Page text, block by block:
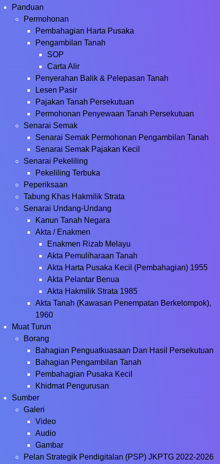
Panduan
Permohonan
Pembahagian Harta Pusaka
Pengambilan Tanah
SOP
Carta Alir
Penyerahan Balik & Pelepasan Tanah
Lesen Pasir
Pajakan Tanah Persekutuan
Permohonan Penyewaan Tanah Persekutuan
Senarai Semak
Senarai Semak Permohonan Pengambilan Tanah
Senarai Semak Pajakan Kecil
Senarai Pekeliling
Pekeliling Terbuka
Peperiksaan
Tabung Khas Hakmilik Strata
Senarai Undang-Undang
Kanun Tanah Negara
Akta / Enakmen
Enakmen Rizab Melayu
Akta Pemuliharaan Tanah
Akta Harta Pusaka Kecil (Pembahagian) 1955
Akta Pelantar Benua
Akta Hakmilik Strata 1985
Akta Tanah (Kawasan Penempatan Berkelompok),
1960
Muat Turun
Borang
Bahagian Penguatkuasaan Dan Hasil Persekutuan
Bahagian Pengambilan Tanah
Pembahagian Pusaka Kecil
Khidmat Pengurusan
Sumber
Galeri
Video
Audio
Gambar
Pelan Strategik Pendigitalan (PSP) JKPTG 2022-2026